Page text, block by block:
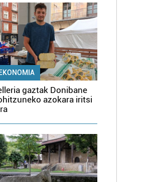
EKONOMIA
gaztak Donibane
azokara iritsi